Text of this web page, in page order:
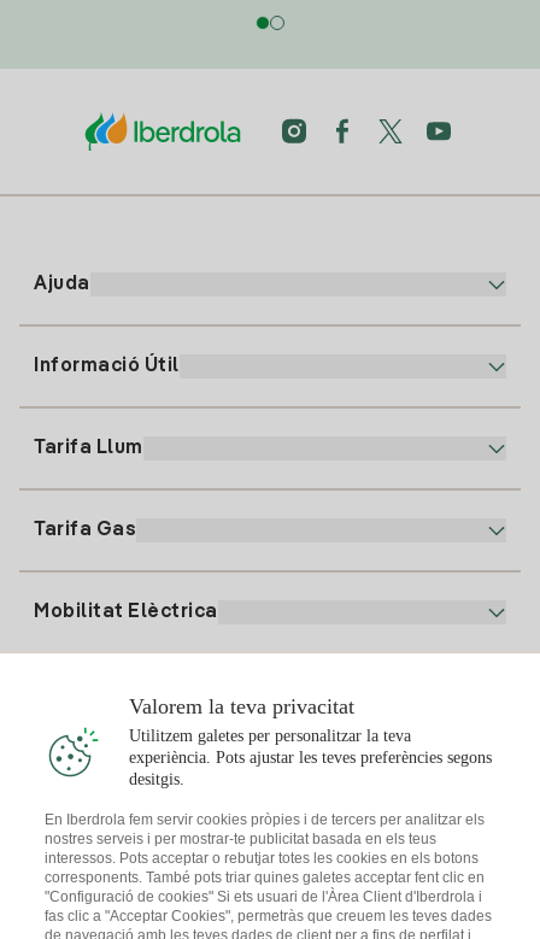
Ajuda
91 919 52 73
clientes@tuiberdrola.es
Informació Útil
Alta Gas
Tarifa Llum
Tarifa Gas
Mobilitat Elèctrica
Punts de Recàrrega
Simulador Plaques Solars
Comunitats Solars
T'interessa
Consells Llum
Consells Gas
Descarrega l'App Iberdola Clients
Valorem la teva privacitat
Utilitzem galetes per personalitzar la teva
experiència. Pots ajustar les teves preferències segons
desitgis.
En Iberdrola fem servir cookies pròpies i de tercers per analitzar els
nostres serveis i per mostrar-te publicitat basada en els teus
interessos. Pots acceptar o rebutjar totes les cookies en els botons
corresponents. També pots triar quines galetes acceptar fent clic en
"Configuració de cookies" Si ets usuari de l'Àrea Client d'Iberdrola i
fas clic a "Acceptar Cookies", permetràs que creuem les teves dades
de navegació amb les teves dades de client per a fins de perfilat i